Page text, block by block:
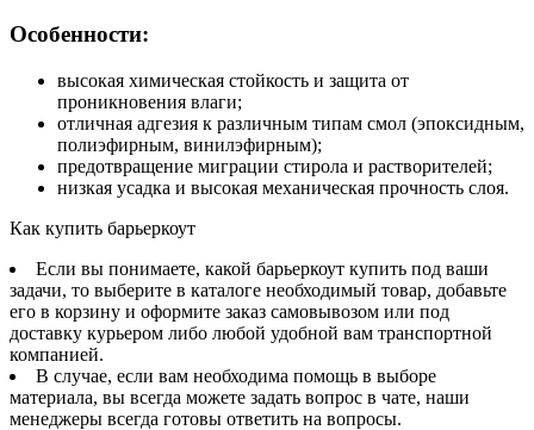
Особенности:
высокая химическая стойкость и защита от
проникновения влаги;
отличная адгезия к различным типам смол (эпоксидным,
полиэфирным, винилэфирным);
предотвращение миграции стирола и растворителей;
низкая усадка и высокая механическая прочность слоя.
Как купить барьеркоут
Если вы понимаете, какой барьеркоут купить под ваши
задачи, то выберите в каталоге необходимый товар, добавьте
его в корзину и оформите заказ самовывозом или под
доставку курьером либо любой удобной вам транспортной
компанией.
В случае, если вам необходима помощь в выборе
материала, вы всегда можете задать вопрос в чате, наши
менеджеры всегда готовы ответить на вопросы.